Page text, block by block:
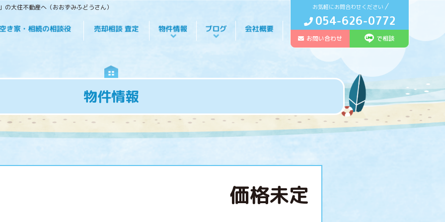
大住不動産へ（おおずみふどうさん） お気軽にお問合わせください
054-626-0772
お問い合わせ で相談
物件情報
価格未定